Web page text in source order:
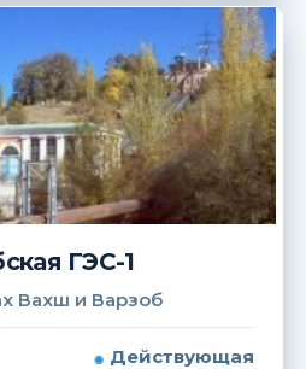
ГЭС-1
Вахш и Варзоб
Действующая